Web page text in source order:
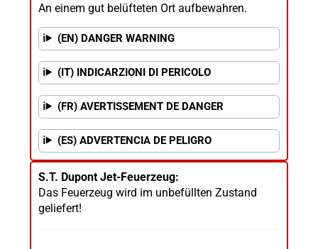
An einem gut belüfteten Ort aufbewahren.
(EN) DANGER WARNING
(IT) INDICARZIONI DI PERICOLO
(FR) AVERTISSEMENT DE DANGER
(ES) ADVERTENCIA DE PELIGRO
S.T. Dupont Jet-Feuerzeug:
Das Feuerzeug wird im unbefüllten Zustand
geliefert!